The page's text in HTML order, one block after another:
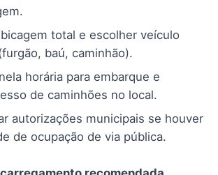
total e escolher veículo
baú, caminhão).
horária para embarque e
de caminhões no local.
autorizações municipais se houver
de ocupação de via pública.